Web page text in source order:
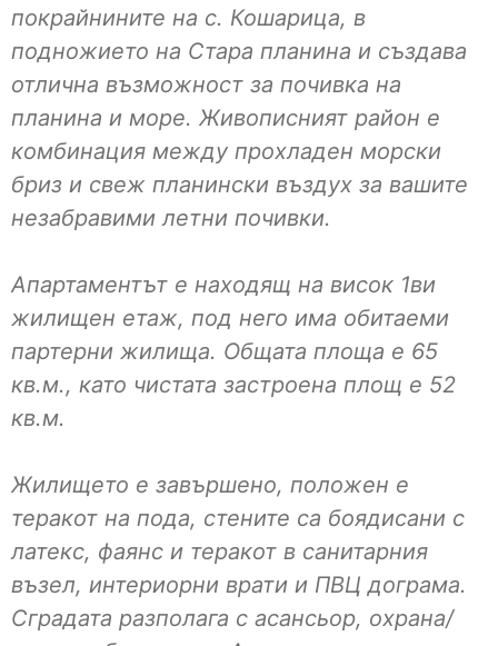
покрайнините на с. Кошарица, в
подножието на Стара планина и създава
отлична възможност за почивка на
планина и море. Живописният район е
комбинация между прохладен морски
бриз и свеж планински въздух за вашите
незабравими летни почивки.
Апартаментът е находящ на висок 1ви
жилищен етаж, под него има обитаеми
партерни жилища. Общата площа е 65
кв.м., като чистата застроена площ е 52
кв.м.
Жилището е завършено, положен е
теракот на пода, стените са боядисани с
латекс, фаянс и теракот в санитарния
възел, интериорни врати и ПВЦ дограма.
Сградата разполага с асансьор, охрана/